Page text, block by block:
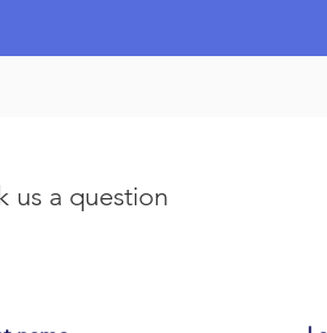
us a question